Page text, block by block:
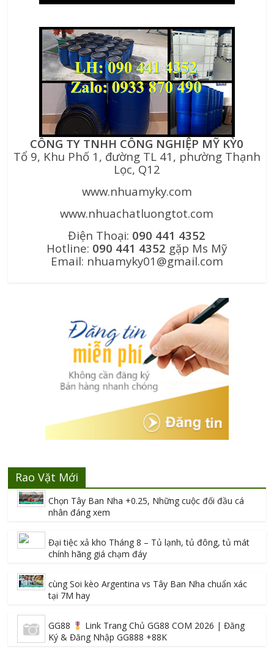
CÔNG TY TNHH CÔNG NGHIỆP MỸ KỲ0
Tổ 9, Khu Phố 1, đường TL 41, phường Thạnh
Lọc, Q12
www.nhuamyky.com
www.nhuachatluongtot.com
Điện Thoại: 090 441 4352
Hotline: 090 441 4352 gặp Ms Mỹ
Email: nhuamyky01@gmail.com
Rao Vặt Mới
Chọn Tây Ban Nha +0.25, Những cuộc đối đầu cá
nhân đáng xem
Đại tiệc xả kho Tháng 8 – Tủ lạnh, tủ đông, tủ mát
chính hãng giá chạm đáy
cùng Soi kèo Argentina vs Tây Ban Nha chuẩn xác
tại 7M hay
GG88
Link Trang Chủ GG88 COM 2026 | Đăng
Ký & Đăng Nhập GG888 +88K